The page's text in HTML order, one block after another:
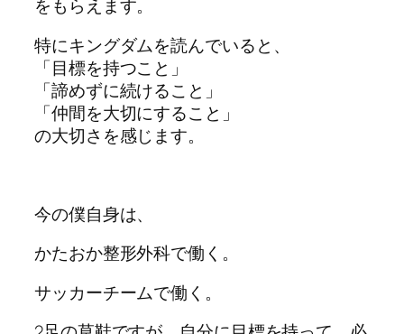
をもらえます。
特にキングダムを読んでいると、
「目標を持つこと」
「諦めずに続けること」
「仲間を大切にすること」
の大切さを感じます。
今の僕自身は、
かたおか整形外科で働く。
サッカーチームで働く。